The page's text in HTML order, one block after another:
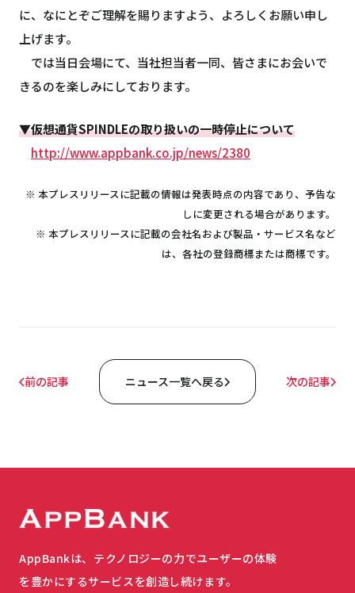
に、なにとぞご理解を賜りますよう、よろしくお願い申し
上げます。
では当日会場にて、当社担当者一同、皆さまにお会いで
きるのを楽しみにしております。
▼仮想通貨SPINDLEの取り扱いの一時停止について
http://www.appbank.co.jp/news/2380
※ 本プレスリリースに記載の情報は発表時点の内容であり、予告な
しに変更される場合があります。
※ 本プレスリリースに記載の会社名および製品・サービス名など
は、各社の登録商標または商標です。
前の記事 ニュース一覧へ戻る 次の記事
AppBankは、テクノロジーの力でユーザーの体験
を豊かにするサービスを創造し続けます。